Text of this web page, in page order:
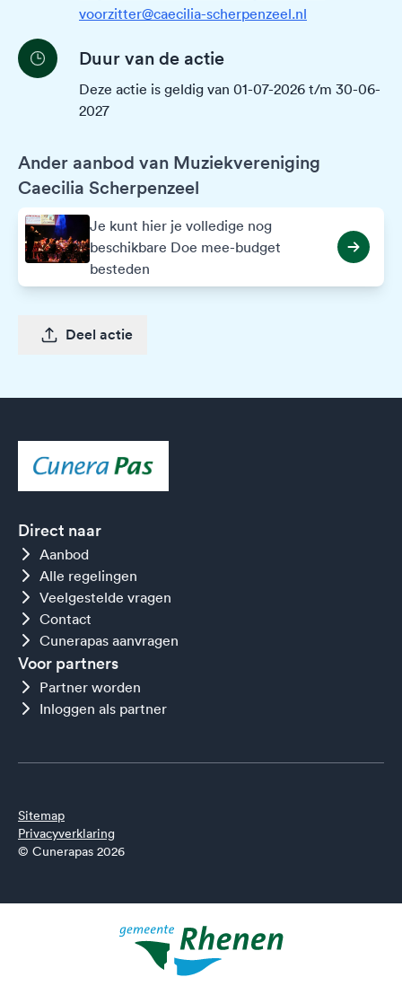
voorzitter@caecilia-scherpenzeel.nl
Duur van de actie
Deze actie is geldig van 01-07-2026 t/m 30-06-
2027
Ander aanbod van Muziekvereniging
Caecilia Scherpenzeel
Je kunt hier je volledige nog
beschikbare Doe mee-budget
besteden
Deel actie
Direct naar
Aanbod
Alle regelingen
Veelgestelde vragen
Contact
Cunerapas aanvragen
Voor partners
Partner worden
Inloggen als partner
Sitemap
Privacyverklaring
© Cunerapas 2026